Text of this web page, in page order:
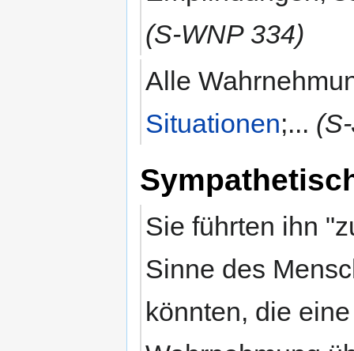
(S-WNP 334)
Alle
Situationen;...
Sie führten ihn
Sinne des
könnten, die